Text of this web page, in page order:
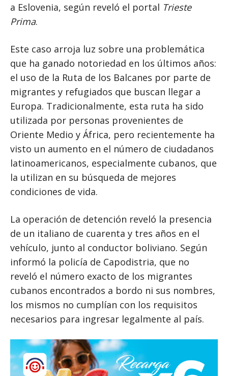
a Eslovenia, según reveló el portal Trieste
Prima.
Este caso arroja luz sobre una problemática
que ha ganado notoriedad en los últimos años:
el uso de la Ruta de los Balcanes por parte de
migrantes y refugiados que buscan llegar a
Europa. Tradicionalmente, esta ruta ha sido
utilizada por personas provenientes de
Oriente Medio y África, pero recientemente ha
visto un aumento en el número de ciudadanos
latinoamericanos, especialmente cubanos, que
la utilizan en su búsqueda de mejores
condiciones de vida.
La operación de detención reveló la presencia
de un italiano de cuarenta y tres años en el
vehículo, junto al conductor boliviano. Según
informó la policía de Capodistria, que no
reveló el número exacto de los migrantes
cubanos encontrados a bordo ni sus nombres,
los mismos no cumplían con los requisitos
necesarios para ingresar legalmente al país.